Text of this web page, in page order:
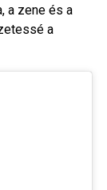
a zene és a
a